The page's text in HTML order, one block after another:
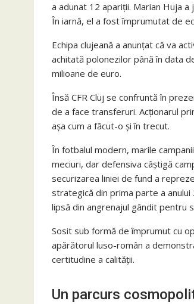
a adunat 12 apariții. Marian Huja a
În iarnă, el a fost împrumutat de
Echipa clujeană a anunțat că va
achitată polonezilor până în data
milioane de euro.
Însă CFR Cluj se confruntă în
de a face transferuri. Acționarul
așa cum a făcut-o și în trecut.
În fotbalul modern, marile
meciuri, dar defensiva câștigă
securizarea liniei de fund a
strategică din prima parte a
lipsă din angrenajul gândit pentru
Sosit sub formă de împrumut cu
apărătorul luso-român a
certitudine a calității.
Un parcurs